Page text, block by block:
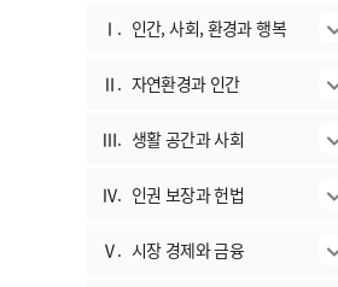
Ⅰ. 인간, 사회, 환경과 행복
Ⅱ. 자연환경과 인간
Ⅲ. 생활 공간과 사회
Ⅳ. 인권 보장과 헌법
Ⅴ. 시장 경제와 금융